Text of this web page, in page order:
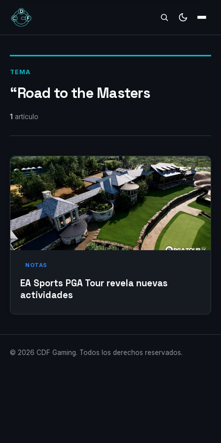
REVIEWS
TEMA
“Road to the Masters
1 artículo
NOTAS
EA Sports PGA Tour revela nuevas
actividades
© 2026 CDF Gaming. Todos los derechos reservados.